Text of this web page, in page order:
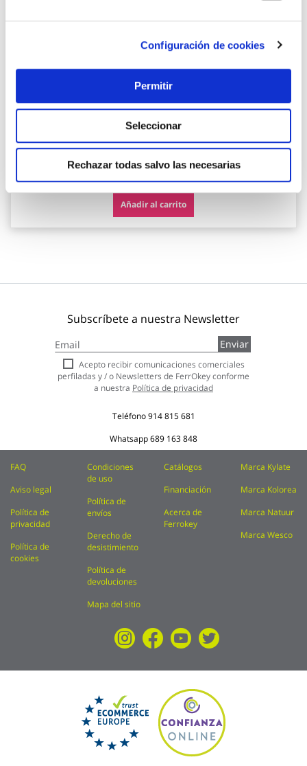
Configuración de cookies
Permitir
Seleccionar
Rechazar todas salvo las necesarias
Bascula baño digital diagnostica 150kg cristal beurer
Beurer
25,95 €
Añadir al carrito
Subscríbete a nuestra Newsletter
a
nuestro
boletín
de
Enviar
Acepto recibir comunicaciones comerciales
perfiladas y / o Newsletters de FerrOkey conforme
a nuestra Política de privacidad
Teléfono914 815 681
Whatsapp689 163 848
FAQ
Aviso legal
Política de
privacidad
Política de
cookies
Condiciones
de uso
Política de
envíos
Derecho de
desistimiento
Política de
devoluciones
Mapa del sitio
Catálogos
Financiación
Acerca de
Ferrokey
Marca Kylate
Marca Kolorea
Marca Natuur
Marca Wesco